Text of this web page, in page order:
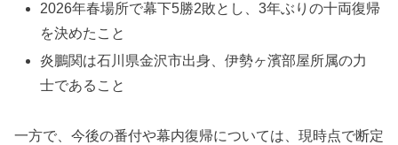
2026年春場所で幕下5勝2敗とし、3年ぶりの十両復帰
を決めたこと
炎鵬関は石川県金沢市出身、伊勢ヶ濱部屋所属の力
士であること
一方で、今後の番付や幕内復帰については、現時点で断定